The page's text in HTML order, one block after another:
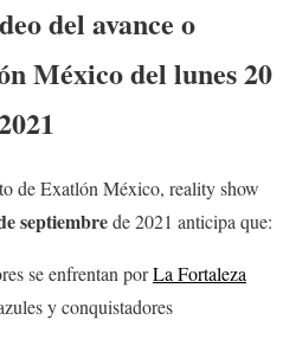
del avance o
México del lunes 20
de Exatlón México, reality show
septiembrede 2021 anticipa que:
se enfrentan porLa Fortaleza
y conquistadores